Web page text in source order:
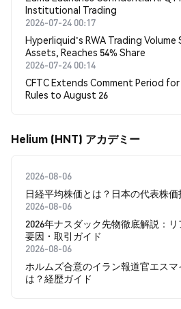
Institutional Trading
2026-07-24 00:17
Hyperliquid's RWA Trading
Assets, Reaches 54% Share
2026-07-24 00:14
CFTC Extends Comment Period
Rules to August 26
Helium (HNT) アカデミー
2026-08-06
日経平均株価とは？日本の代表株
2026-08-06
2026年ナスダック先物徹底解説：
要因・取引ガイド
2026-08-06
ホルムズ合意のイラン報道官エス
は？経歴ガイド